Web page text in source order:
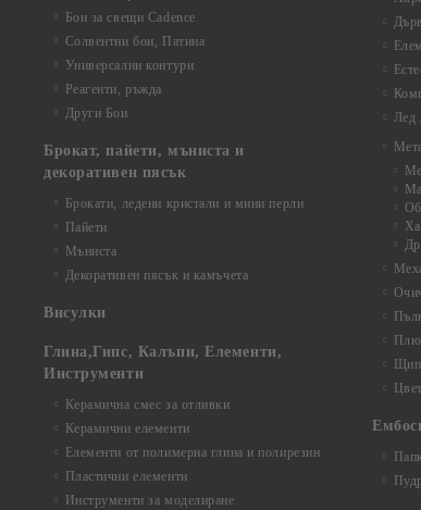
Бои за свещи Cadence
Солвентни бои, Патина
Универсални контури
Реагенти, ръжда
Други Бои
Брокат, пайети, мъниста и
декоративен пясък
Брокати, ледени кристали и мини перли
Пайети
Мъниста
Декоративен пясък и камъчета
Висулки
Глина,Гипс, Калъпи, Елементи,
Инструменти
Керамична смес за отливки
Керамични елементи
Елементи от полимерна глина и полирезин
Пластични елементи
Инструменти за моделиране
Лед